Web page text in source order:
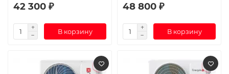
42 300 ₽
В корзину
48 800 ₽
В корзину